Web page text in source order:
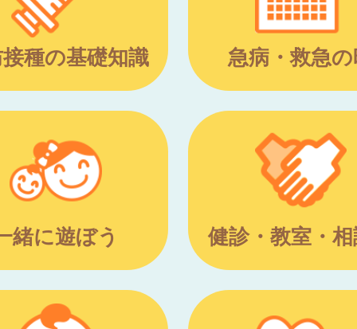
種の基礎知識 急病・救急
緒に遊ぼう 健診・教室・